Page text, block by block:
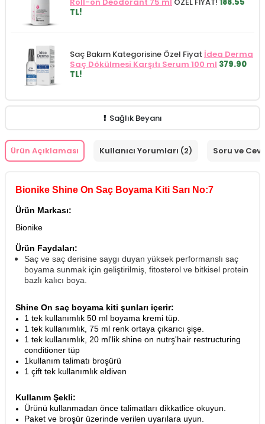
TL!
Saç Bakım Kategorisine Özel Fiyat İdea Derma
Saç Dökülmesi Karşıtı Serum 100 ml 379.90
TL!
Sağlık Beyanı
Ürün Açıklaması Kullanıcı Yorumları (2) Soru ve
Bionike Shine On Saç Boyama Kiti Sarı No:7
Ürün Markası:
Bionike
Ürün Faydaları:
Saç ve saç derisine saygı duyan yüksek performanslı saç
boyama sunmak için geliştirilmiş, fitosterol ve bitkisel protein
bazlı kalıcı boya.
Shine On saç boyama kiti şunları içerir:
1 tek kullanımlık 50 ml boyama kremi tüp.
1 tek kullanımlık, 75 ml renk ortaya çıkarıcı şişe.
1 tek kullanımlık, 20 ml'lik shine on nutrş'hair restructuring
conditioner tüp
1kullanım talimatı broşürü
1 çift tek kullanımlık eldiven
Kullanım Şekli:
Ürünü kullanmadan önce talimatları dikkatlice okuyun.
Paket ve broşür üzerinde verilen uyarılara uyun.